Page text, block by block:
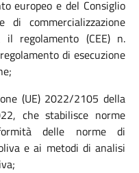
europeo e del Consiglio
commercializzazione
regolamento (CEE) n.
di esecuzione
(UE) 2022/2105 della
che stabilisce norme
delle norme di
e ai metodi di analisi